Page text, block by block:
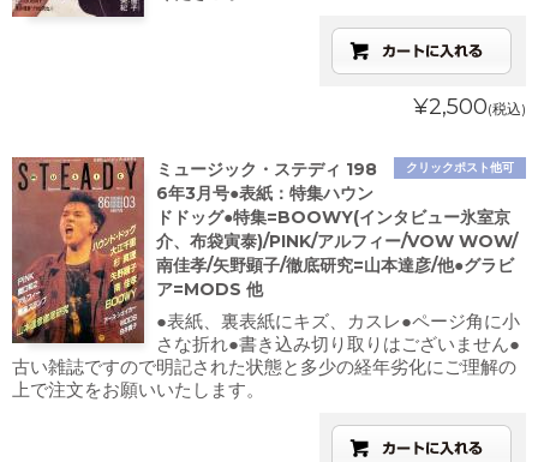
¥2,500(税込)
クリックポスト他可
ミュージック・ステディ 198
6年3月号●表紙：特集ハウン
ドドッグ●特集=BOOWY(インタビュー氷室京
介、布袋寅泰)/PINK/アルフィー/VOW WOW/
南佳孝/矢野顕子/徹底研究=山本達彦/他●グラビ
ア=MODS 他
●表紙、裏表紙にキズ、カスレ●ページ角に小
さな折れ●書き込み切り取りはございません●
古い雑誌ですので明記された状態と多少の経年劣化にご理解の
上で注文をお願いいたします。